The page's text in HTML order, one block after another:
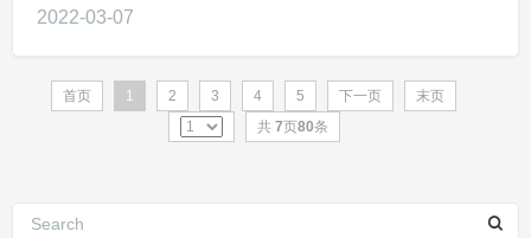
2022-03-07
首页 1 2 3 4 5 下一页
末页
共 7页80条